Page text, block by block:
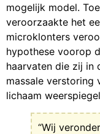
mogelijk model.
veroorzaakte het
microklonters
hypothese voorop
haarvaten die zij in
massale verstoring
lichaam
“Wij